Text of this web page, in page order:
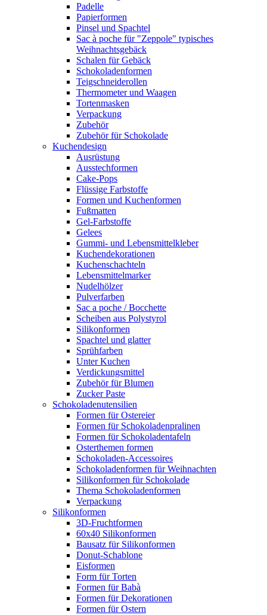
Padelle
Papierformen
Pinsel und Spachtel
Sac à poche für "Zeppole" typisches
Weihnachtsgebäck
Schalen für Gebäck
Schokoladenformen
Teigschneiderollen
Thermometer und Waagen
Tortenmasken
Verpackung
Zubehör
Zubehör für Schokolade
Kuchendesign
Ausrüstung
Ausstechformen
Cake-Pops
Flüssige Farbstoffe
Formen und Kuchenformen
Fußmatten
Gel-Farbstoffe
Gelees
Gummi- und Lebensmittelkleber
Kuchendekorationen
Kuchenschachteln
Lebensmittelmarker
Nudelhölzer
Pulverfarben
Sac a poche / Bocchette
Scheiben aus Polystyrol
Silikonformen
Spachtel und glatter
Sprühfarben
Unter Kuchen
Verdickungsmittel
Zubehör für Blumen
Zucker Paste
Schokoladenutensilien
Formen für Ostereier
Formen für Schokoladenpralinen
Formen für Schokoladentafeln
Osterthemen formen
Schokoladen-Accessoires
Schokoladenformen für Weihnachten
Silikonformen für Schokolade
Thema Schokoladenformen
Verpackung
Silikonformen
3D-Fruchtformen
60x40 Silikonformen
Bausatz für Silikonformen
Donut-Schablone
Eisformen
Form für Torten
Formen für Babà
Formen für Dekorationen
Formen für Ostern